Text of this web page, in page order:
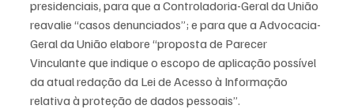
presidenciais, para que a Controladoria-Geral da União
reavalie “casos denunciados”; e para que a Advocacia-
Geral da União elabore “proposta de Parecer
Vinculante que indique o escopo de aplicação possível
da atual redação da Lei de Acesso à Informação
relativa à proteção de dados pessoais”.